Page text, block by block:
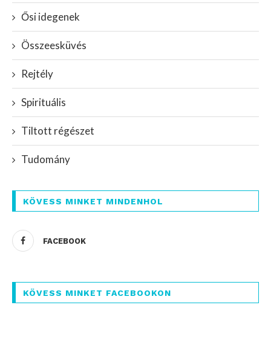
Ősi idegenek
Összeesküvés
Rejtély
Spirituális
Tiltott régészet
Tudomány
KÖVESS MINKET MINDENHOL
FACEBOOK
KÖVESS MINKET FACEBOOKON